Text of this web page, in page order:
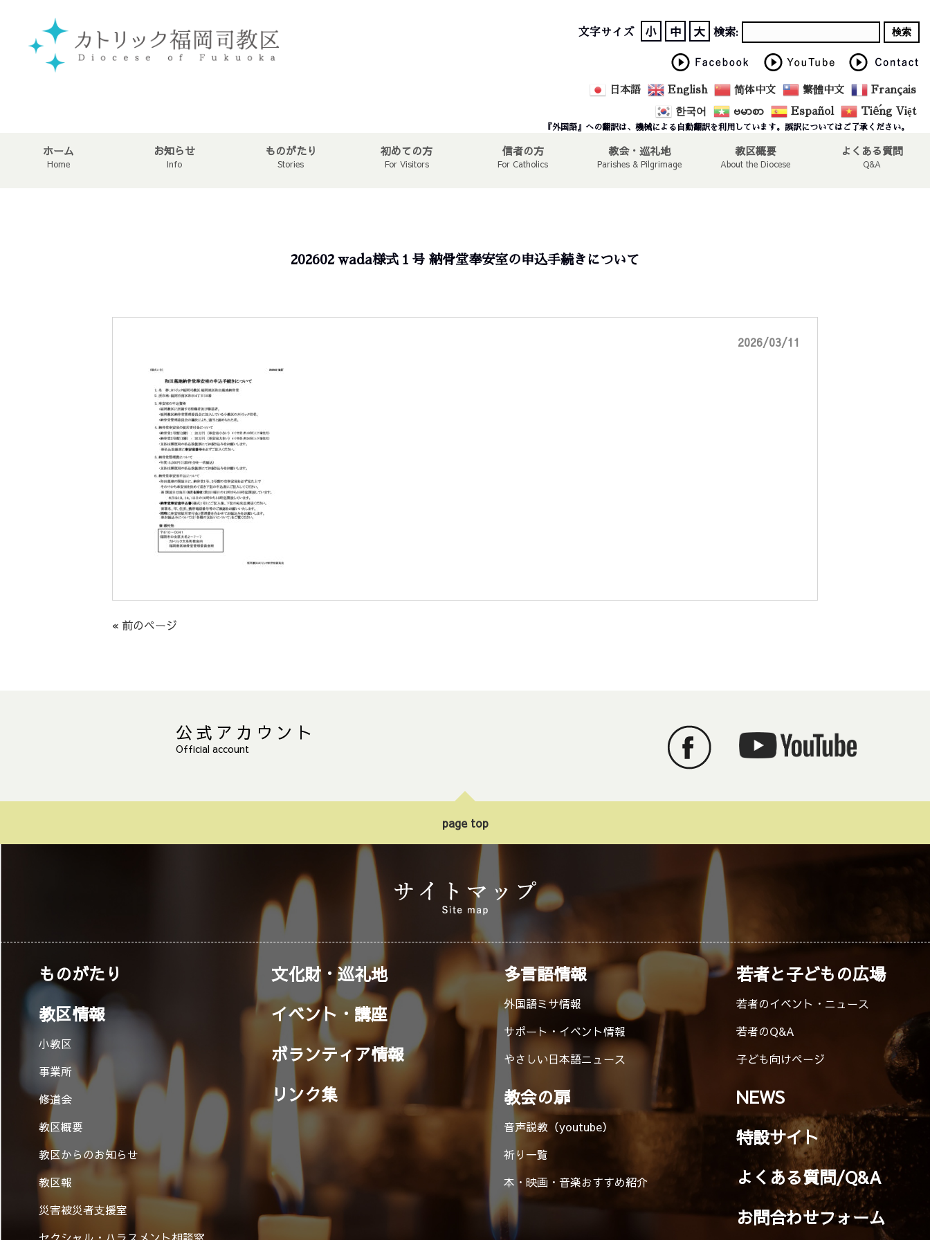
文字サイズ 小 中 大 検索:
日本語 English 简体中文 繁體中文 Français
한국어 ဗမာစာ Español Tiếng Việt
『外国語』への翻訳は、機械による自動翻訳を利用しています。誤訳についてはご了承ください。
ホーム
Home
お知らせ
Info
ものがたり
Stories
初めての方
For Visitors
信者の方
For Catholics
教会・巡礼地
Parishes & Pilgrimage
教区概要
About the Diocese
よくある質問
Q&A
202602 wada様式１号 納骨堂奉安室の申込手続きについて
2026/03/11
« 前のページ
公式アカウント
Official account
page top
ものがたり
教区情報
小教区
事業所
修道会
教区概要
教区からのお知らせ
教区報
災害被災者支援室
文化財・巡礼地
イベント・講座
ボランティア情報
リンク集
多言語情報
外国語ミサ情報
サポート・イベント情報
やさしい日本語ニュース
教会の扉
音声説教（youtube）
祈り一覧
本・映画・音楽おすすめ紹介
若者と子どもの広場
若者のイベント・ニュース
若者のQ&A
子ども向けページ
NEWS
特設サイト
よくある質問/Q&A
お問合わせフォーム